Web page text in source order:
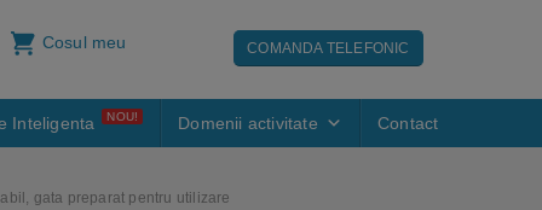
Cosul meu COMANDA TELEFONIC
Inteligenta NOU! Domenii activitate Contact
gata preparat pentru utilizare